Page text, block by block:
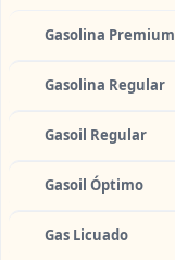
Gasolina Premium
Gasolina Regular
Gasoil Regular
Gasoil Óptimo
Gas Licuado